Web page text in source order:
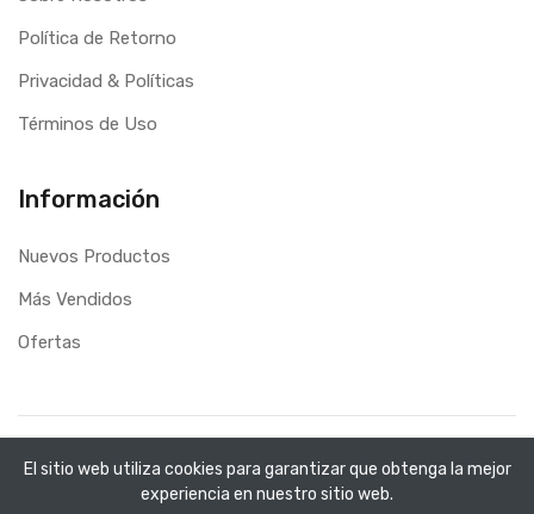
Política de Retorno
Privacidad & Políticas
Términos de Uso
Información
Nuevos Productos
Más Vendidos
Ofertas
Desarrollo WebApplinet
El sitio web utiliza cookies para garantizar que obtenga la mejor
experiencia en nuestro sitio web.